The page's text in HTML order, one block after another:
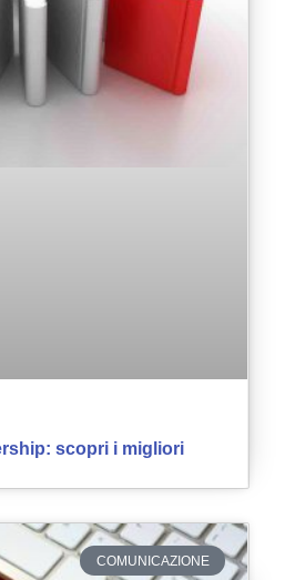
scopri i migliori
COMUNICAZIONE